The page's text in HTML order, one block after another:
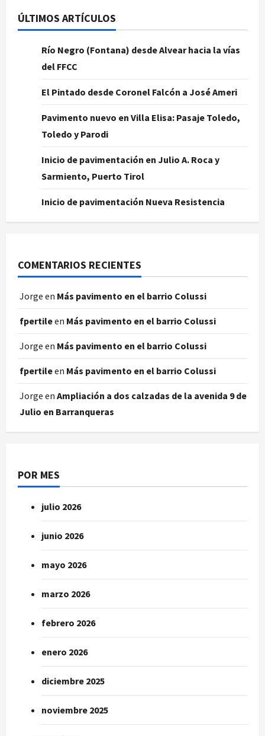
ÚLTIMOS ARTÍCULOS
Río Negro (Fontana) desde Alvear hacia la vías
del FFCC
El Pintado desde Coronel Falcón a José Ameri
Pavimento nuevo en Villa Elisa: Pasaje Toledo,
Toledo y Parodi
Inicio de pavimentación en Julio A. Roca y
Sarmiento, Puerto Tirol
Inicio de pavimentación Nueva Resistencia
COMENTARIOS RECIENTES
Jorge en Más pavimento en el barrio Colussi
fpertileen Más pavimento en el barrio Colussi
Jorge en Más pavimento en el barrio Colussi
fpertileen Más pavimento en el barrio Colussi
Jorge en Ampliación a dos calzadas de la avenida 9 de
Julio en Barranqueras
POR MES
julio 2026
junio 2026
mayo 2026
marzo 2026
febrero 2026
enero 2026
diciembre 2025
noviembre 2025